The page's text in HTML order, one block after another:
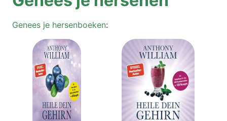
Genees je her­sen­boe­ken: